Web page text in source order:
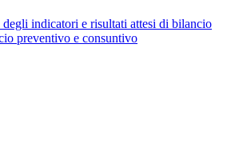
degli indicatori e risultati attesi di bilancio
preventivo e consuntivo